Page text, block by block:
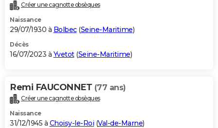
Créer une cagnotte obsèques
Naissance
29/07/1930 à Bolbec(Seine-Maritime)
Décès
16/07/2023 à Yvetot(Seine-Maritime)
Remi FAUCONNET (77 ans)
Créer une cagnotte obsèques
Naissance
31/12/1945 à Choisy-le-Roi (Val-de-Marne)